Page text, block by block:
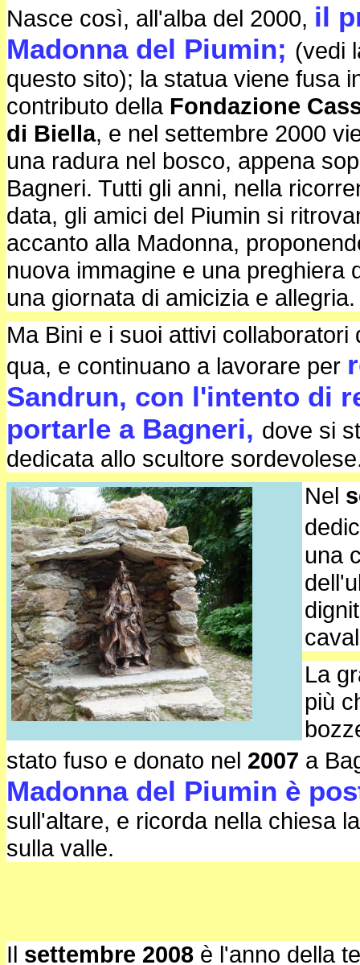
Nasce così, all'alba del 2000, il
Madonna del Piumin; (vedi
questo sito); la statua viene fusa
contributo della Fondazione
di Biella, e nel settembre 2000
una radura nel bosco, appena
Bagneri. Tutti gli anni, nella
data, gli amici del Piumin si
accanto alla Madonna,
nuova immagine e una
una giornata di amicizia e allegria.
Ma Bini e i suoi attivi
qua, e continuano a lavorare per
Sandrun, con l'intento di
portarle a Bagneri, dove si
dedicata allo scultore
Nel
una
La
più
stato fuso e donato nel 2007 a
Madonna del Piumin è
sull'altare, e ricorda nella chiesa
sulla valle.
Il settembre 2008 è l'anno della